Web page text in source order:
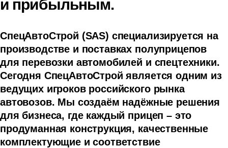
и прибыльным.
СпецАвтоСтрой (SAS) специализируется на
производстве и поставках полуприцепов
для перевозки автомобилей и спецтехники.
Сегодня СпецАвтоСтрой является одним из
ведущих игроков российского рынка
автовозов. Мы создаём надёжные решения
для бизнеса, где каждый прицеп – это
продуманная конструкция, качественные
комплектующие и соответствие